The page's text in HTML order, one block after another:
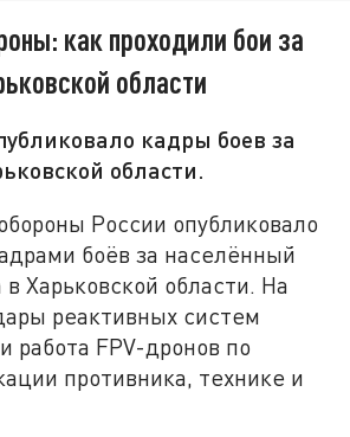
как проходили бои за
области
кадры боев за
области.
России опубликовало
боёв за населённый
Харьковской области. На
реактивных систем
работа FPV-дронов по
противника, технике и